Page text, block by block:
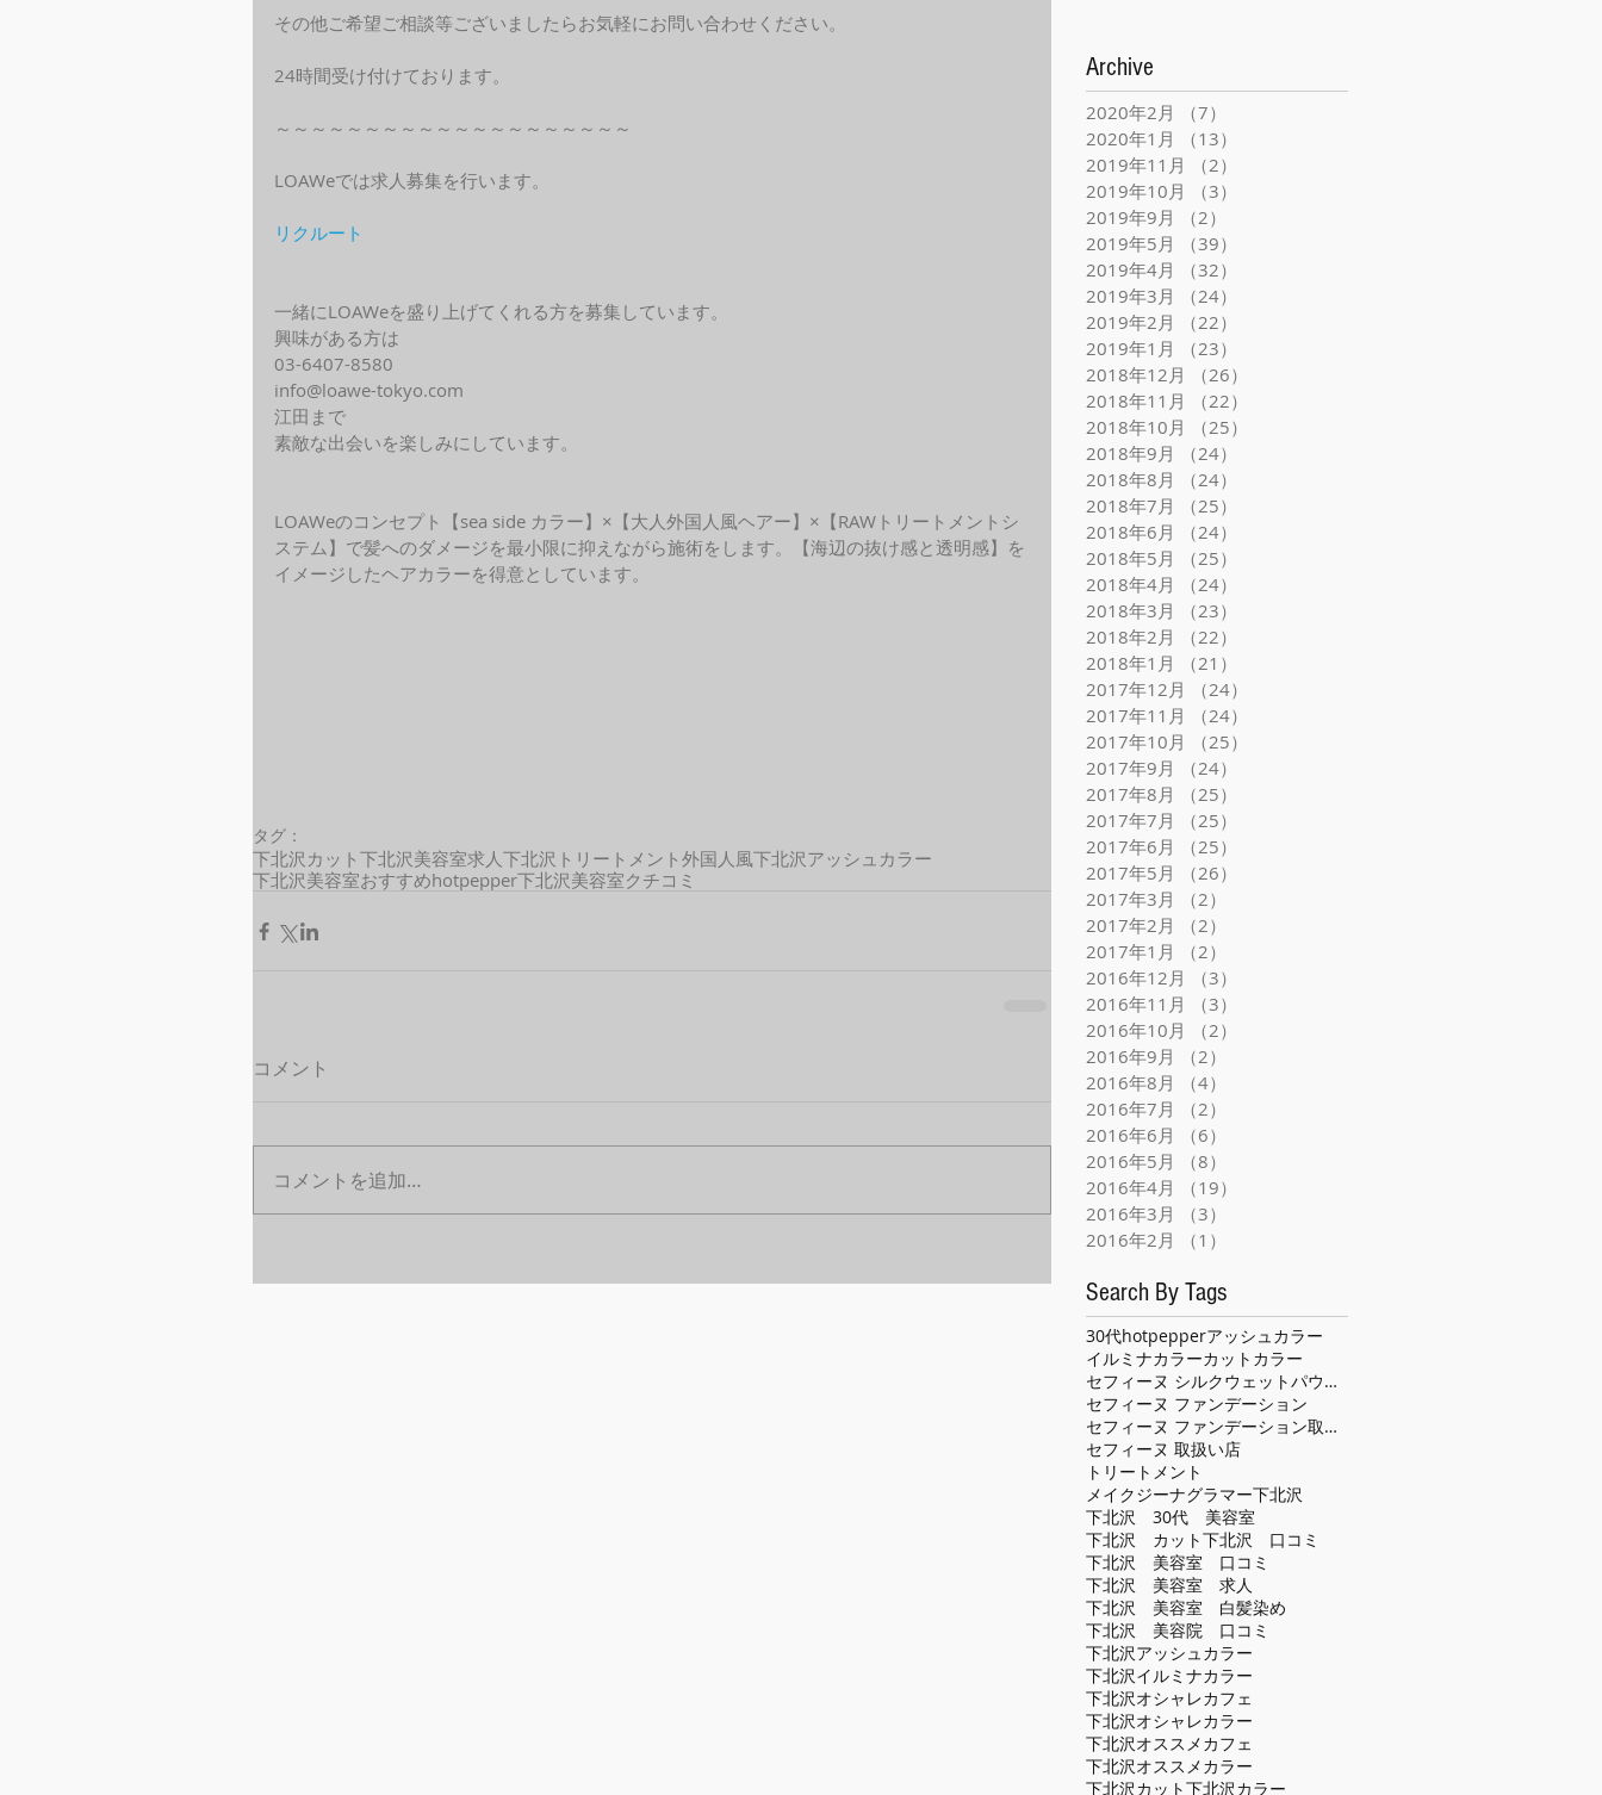
その他ご希望ご相談等ございましたらお気軽にお問い合わせください。
24時間受け付けております。
～～～～～～～～～～～～～～～～～～～～
LOAWeでは求人募集を行います。
リクルート
一緒にLOAWeを盛り上げてくれる方を募集しています。
興味がある方は
03-6407-8580
info@loawe-tokyo.com
江田まで
素敵な出会いを楽しみにしています。
LOAWeのコンセプト【sea side カラー】×【大人外国人風ヘアー】×【RAWトリートメントシ
ステム】で髪へのダメージを最小限に抑えながら施術をします。【海辺の抜け感と透明感】を
イメージしたヘアカラーを得意としています。
タグ：
下北沢カット 下北沢美容室求人下北沢トリートメント 外国人風下北沢アッシュカラー
下北沢美容室おすすめhotpepper下北沢美容室クチコミ
コメント
コメントを追加…
Archive
2020年2月 （7）
2020年1月
（13）
2019年11月
（2）
2019年10月
（3）
2019年9月
（2）
2019年5月
（39）
2019年4月
（32）
2019年3月
（24）
2019年2月
（22）
2019年1月
（23）
2018年12月
（26）
2018年11月
（22）
2018年10月
（25）
2018年9月
（24）
2018年8月
（24）
2018年7月
（25）
2018年6月
（24）
2018年5月
（25）
2018年4月
（24）
2018年3月
（23）
2018年2月
（22）
2018年1月
（21）
2017年12月
（24）
2017年11月
（24）
2017年10月
（25）
2017年9月
（24）
2017年8月
（25）
2017年7月
（25）
2017年6月
（25）
2017年5月
（26）
2017年3月
（2）
2017年2月
（2）
2017年1月
（2）
2016年12月
（3）
2016年11月
（3）
2016年10月
（2）
2016年9月
（2）
2016年8月
（4）
2016年7月
（2）
2016年6月
（6）
2016年5月
（8）
2016年4月
（19）
2016年3月
（3）
2016年2月
（1）
Search By Tags
30代hotpepperアッシュカラー
イルミナカラーカット カラー
セフィーヌ シルクウェットパウダー
セフィーヌ ファンデーション
セフィーヌ ファンデーション取扱い店
セフィーヌ 取扱い店
トリートメント
メイクジーナグラマー下北沢
下北沢 30代 美容室
下北沢 カット下北沢 口コミ
下北沢 美容室 口コミ
下北沢 美容室 求人
下北沢 美容室 白髪染め
下北沢 美容院 口コミ
下北沢アッシュカラー
下北沢イルミナカラー
下北沢オシャレカフェ
下北沢オシャレカラー
下北沢オススメカフェ
下北沢オススメカラー
下北沢カット下北沢カラー